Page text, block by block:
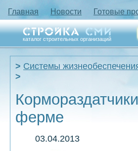
Главная Новости Готовые
каталог строительных организаций
Системы
ферме
03.04.2013